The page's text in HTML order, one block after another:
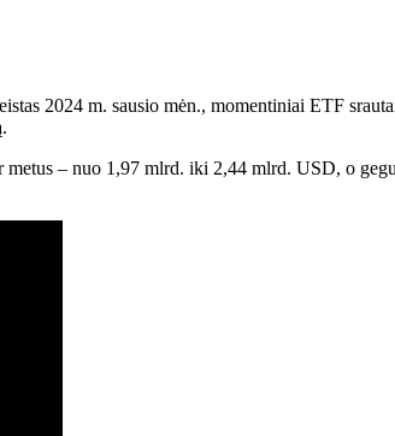
2024 m. sausio mėn., momentiniai ETF
– nuo ​​1,97 mlrd. iki 2,44 mlrd. USD, o